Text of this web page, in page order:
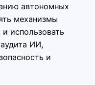
автономных
механизмы
использовать
ИИ,
и